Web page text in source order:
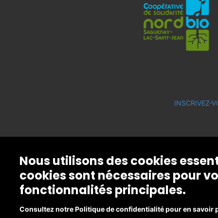
INSCRIVEZ-
Nous utilisons des cookies
cookies sont nécessaires pour
fonctionnalités principales.
Consultez notre Politique de confidentialité pour en savoir